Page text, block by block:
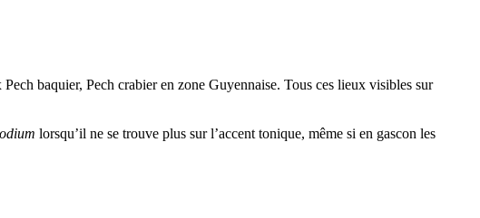
baquier, Pech crabier en zone Guyennaise. Tous ces lieux visibles sur
lorsqu’il ne se trouve plus sur l’accent tonique, même si en gascon les